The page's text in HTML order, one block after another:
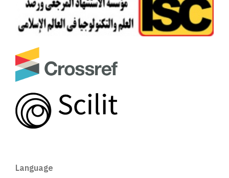
Language